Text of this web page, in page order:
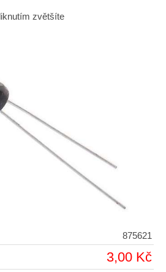
zvětšíte
875621
3,00 Kč